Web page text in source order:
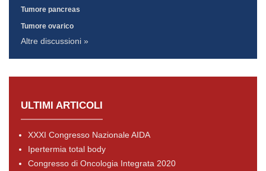
Tumore pancreas
Tumore ovarico
Altre discussioni »
ULTIMI ARTICOLI
XXXI Congresso Nazionale AIDA
Ipertermia total body
Congresso di Oncologia Integrata 2020